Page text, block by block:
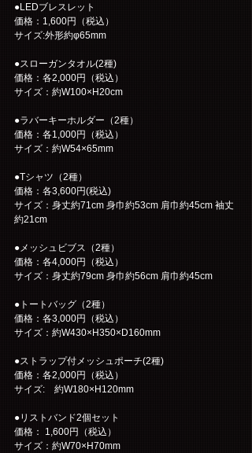
●LEDブレスレット
価格：1,600円（税込）
サイズ:外形約φ65mm
●スローガンタオル(2種)
価格：各2,000円（税込）
サイズ：約W100×H20cm
●ラバーキーホルダー（2種）
価格：各1,000円（税込）
サイズ：約W54×65mm
●Tシャツ（2種）
価格：各3,600円(税込)
サイズ：身丈約71cm 身巾約53cm 肩巾約45cm 袖丈
約21cm
●メッシュビブス（2種）
価格：各4,000円（税込）
サイズ：身丈約79cm 身巾約56cm 肩巾約45cm
●トートバッグ（2種）
価格：各3,000円（税込）
サイズ：約W430×H350×D160mm
●ストラップ付メッシュポーチ(2種)
価格：各2,000円（税込）
サイズ:　約W180×H120mm
●リストバンド2個セット
価格： 1,600円（税込）
サイズ：約W70×H70mm